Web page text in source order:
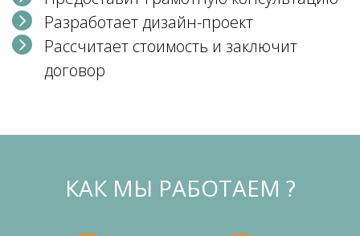
Разработает дизайн-проект
Рассчитает стоимость и заключит
договор
КАК МЫ РАБОТАЕМ ?